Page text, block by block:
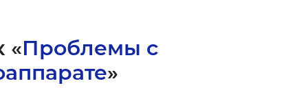
«Проблемы с
»